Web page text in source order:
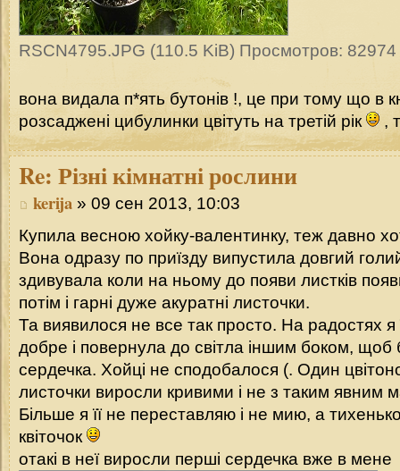
RSCN4795.JPG (110.5 KiB) Просмотров: 82974
вона видала п*ять бутонів !, це при тому що в
розсаджені цибулинки цвітуть на третій рік
,
Re: Різні кімнатні рослини
kerija » 09 сен 2013, 10:03
Купила весною хойку-валентинку, теж давно
Вона одразу по приїзду випустила довгий
здивувала коли на ньому до появи листків
потім і гарні дуже акуратні листочки.
Та виявилося не все так просто. На радостях я
добре і повернула до світла іншим боком, щоб
сердечка. Хойці не сподобалося (. Один
листочки виросли кривими і не з таким явним
Більше я її не переставляю і не мию, а
квіточок
отакі в неї виросли перші сердечка вже в мене